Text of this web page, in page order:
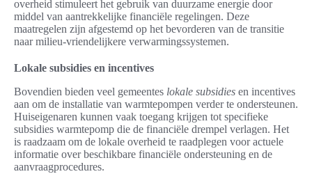
overheid stimuleert het gebruik van duurzame energie door
middel van aantrekkelijke financiële regelingen. Deze
maatregelen zijn afgestemd op het bevorderen van de transitie
naar milieu-vriendelijkere verwarmingssystemen.
Lokale subsidies en incentives
Bovendien bieden veel gemeentes lokale subsidies en incentives
aan om de installatie van warmtepompen verder te ondersteunen.
Huiseigenaren kunnen vaak toegang krijgen tot specifieke
subsidies warmtepomp die de financiële drempel verlagen. Het
is raadzaam om de lokale overheid te raadplegen voor actuele
informatie over beschikbare financiële ondersteuning en de
aanvraagprocedures.